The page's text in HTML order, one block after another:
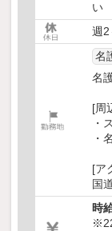
い
週2
名
名
[周
・
・
[ア
国
時